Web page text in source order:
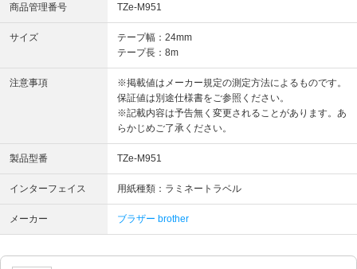
商品管理番号 TZe-M951
サイズ
テープ幅：24mm
テープ長：8m
注意事項
※掲載値はメーカー規定の測定方法によるものです。
保証値は別途仕様書をご参照ください。
※記載内容は予告無く変更されることがあります。あ
らかじめご了承ください。
製品型番 TZe-M951
インターフェイス 用紙種類：ラミネートラベル
メーカー ブラザー brother